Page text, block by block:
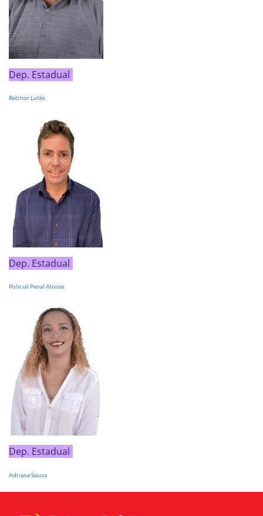
Dep. Estadual
Belchor Lulão
Dep. Estadual
Policial Penal Aloisio
Dep. Estadual
Adriana Souza